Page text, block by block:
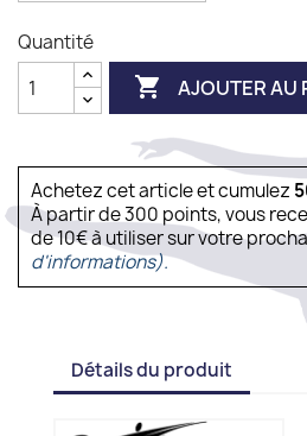
Quantité
 AJOUTER AU
Achetez cet article et cumulez
À partir de 300 points, vous
de 10€ à utiliser sur votre
d'informations).
Détails du produit